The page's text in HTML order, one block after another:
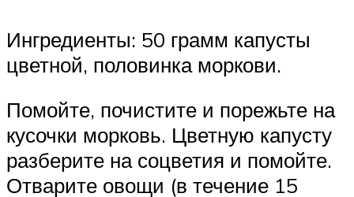
Ингредиенты: 50 грамм капусты
цветной, половинка моркови.
Помойте, почистите и порежьте на
кусочки морковь. Цветную капусту
разберите на соцветия и помойте.
Отварите овощи (в течение 15